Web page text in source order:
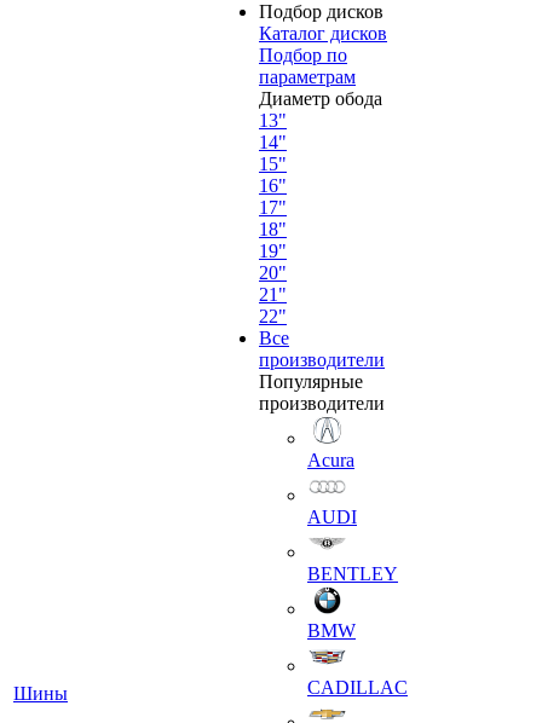
Шины
Подбор дисков
Каталог дисков
Подбор по
параметрам
Диаметр обода
13"
14"
15"
16"
17"
18"
19"
20"
21"
22"
Все
производители
Популярные
производители
Acura
AUDI
BENTLEY
BMW
CADILLAC